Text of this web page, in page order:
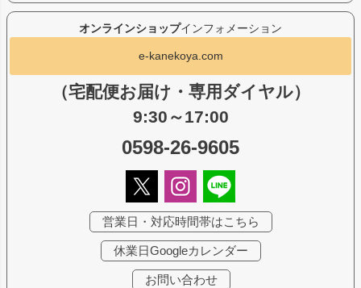
オンラインショップインフォメーション
e-kanekoya.com
（宅配便お届け・専用ダイヤル）
9:30～17:00
0598-26-9605
営業日・対応時間帯はこちら
休業日Googleカレンダー
お問い合わせ